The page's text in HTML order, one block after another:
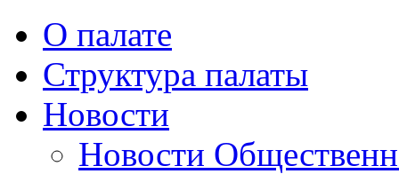
О палате
Структура палаты
Новости
Новости